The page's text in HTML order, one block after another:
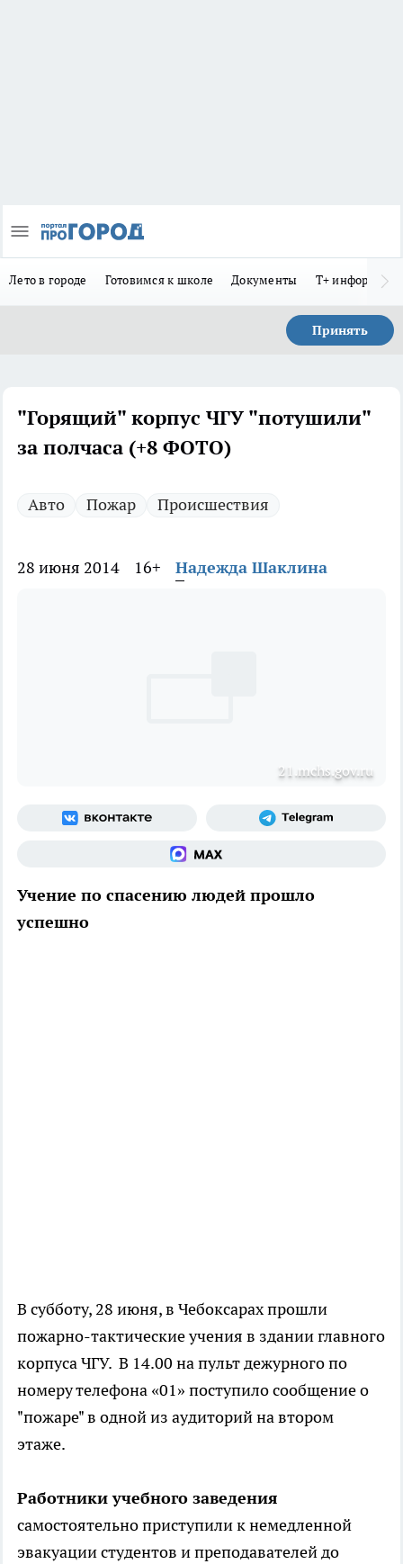
Лето в городе Готовимся к школе Документы Т+
Принять
"Горящий" корпус ЧГУ "потушили"
за полчаса (+8 ФОТО)
Авто Пожар Происшествия
28 июня 2014 16+ Надежда Шаклина
21.mchs.gov.ru
Учение по спасению людей прошло
успешно
В субботу, 28 июня, в Чебоксарах прошли
пожарно-тактические учения в здании главного
корпуса ЧГУ. В 14.00 на пульт дежурного по
номеру телефона «01» поступило сообщение о
"пожаре" в одной из аудиторий на втором
этаже.
Работники учебного заведения
самостоятельно приступили к немедленной
эвакуации студентов и преподавателей до